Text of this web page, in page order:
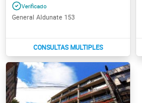
General Aldunate 153